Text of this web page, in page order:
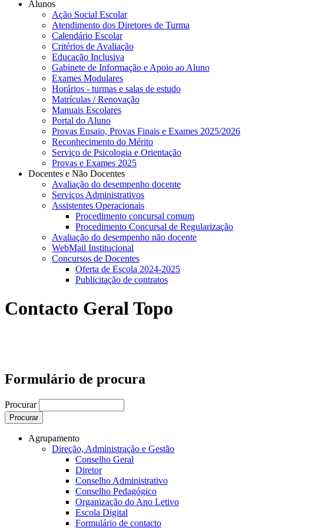
Alunos
Ação Social Escolar
Atendimento dos Diretores de Turma
Calendário Escolar
Critérios de Avaliação
Educação Inclusiva
Gabinete de Informação e Apoio ao Aluno
Exames Modulares
Horários - turmas e salas de estudo
Matrículas / Renovação
Manuais Escolares
Portal do Aluno
Provas Ensaio, Provas Finais e Exames 2025/2026
Reconhecimento do Mérito
Serviço de Psicologia e Orientação
Provas e Exames 2025
Docentes e Não Docentes
Avaliação do desempenho docente
Serviços Administrativos
Assistentes Operacionais
Procedimento concursal comum
Procedimento Concursal de Regularização
Avaliação do desempenho não docente
WebMail Institucional
Concursos de Docentes
Oferta de Escola 2024-2025
Publicitação de contratos
Contacto Geral Topo
Formulário de procura
Procurar
Agrupamento
Direção, Administração e Gestão
Conselho Geral
Diretor
Conselho Administrativo
Conselho Pedagógico
Organização do Ano Letivo
Escola Digital
Formulário de contacto